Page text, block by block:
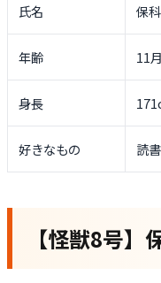
氏名 保
年齢 11
身長
好きなもの 読
【怪獣8号】